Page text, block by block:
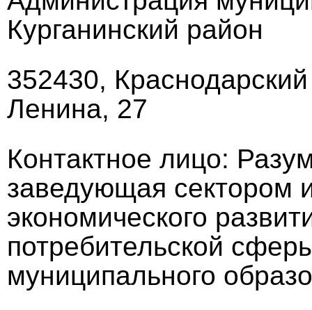
Курганинский район
352430, Краснодарский
Ленина, 27
Контактное лицо:
заведующая сектором
экономического
потребительской
муниципального